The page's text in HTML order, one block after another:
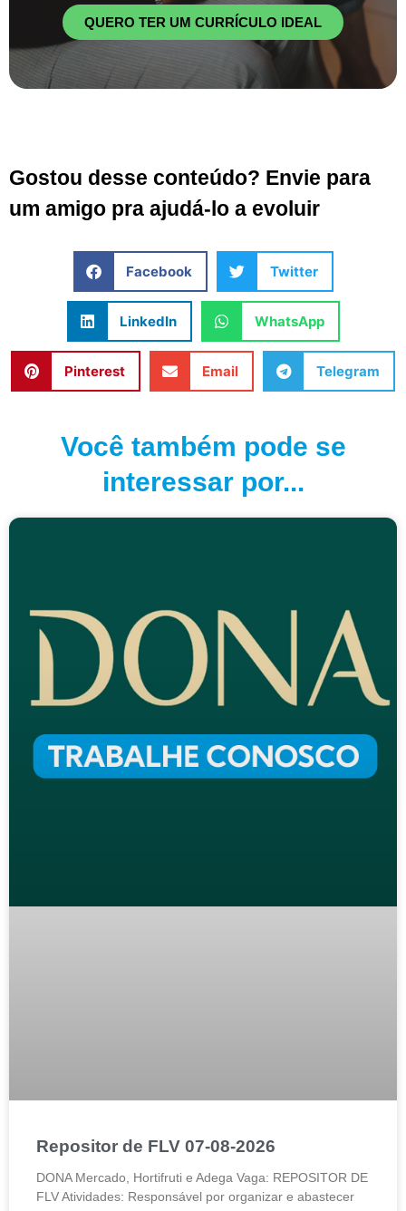
QUERO TER UM CURRÍCULO IDEAL
Gostou desse conteúdo? Envie para
um amigo pra ajudá-lo a evoluir
Facebook Twitter
LinkedIn WhatsApp
Pinterest Email Telegram
Você também pode se
interessar por...
Repositor de FLV 07-08-2026
DONA Mercado, Hortifruti e Adega Vaga: REPOSITOR DE
FLV Atividades: Responsável por organizar e abastecer